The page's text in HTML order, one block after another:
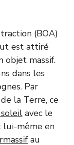
(BOA)
est attiré
objet massif.
dans les
Par
la Terre, ce
avec le
lui-même en
au